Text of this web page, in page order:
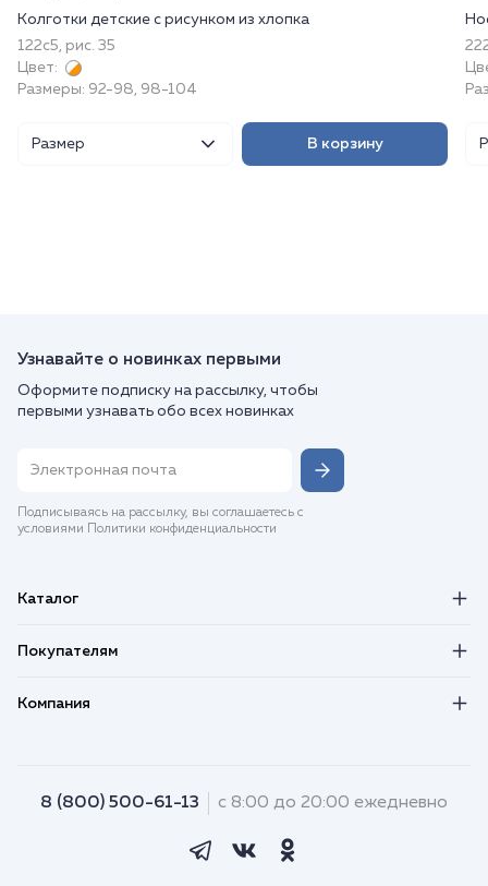
Колготки детские с рисунком из хлопка
122с5, рис. 35
Цвет:
Размеры: 92-98, 98-104
Размер В корзину
Узнавайте о новинках первыми
Оформите подписку на рассылку, чтобы
первыми узнавать обо всех новинках
Подписываясь на рассылку, вы соглашаетесь с
условиями Политики конфиденциальности
Каталог
Покупателям
Компания
8 (800) 500-61-13 с 8:00 до 20:00 ежедневно